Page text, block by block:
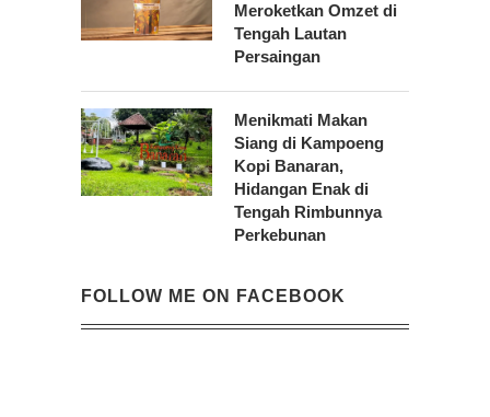
Meroketkan Omzet di
Tengah Lautan
Persaingan
Menikmati Makan
Siang di Kampoeng
Kopi Banaran,
Hidangan Enak di
Tengah Rimbunnya
Perkebunan
FOLLOW ME ON FACEBOOK